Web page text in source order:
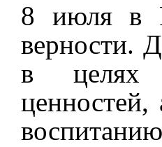
8 июля в
верности.
в целях
ценностей,